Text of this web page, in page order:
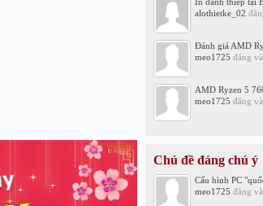
alothietke_02
Đánh giá AMD
meo1725 đăng
AMD Ryzen 5
meo1725 đăng
Chủ đề đáng chú ý
Cấu hình PC
meo1725 đăng